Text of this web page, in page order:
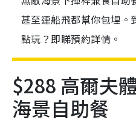
甚至連船飛都幫你包埋。
點玩？即睇預約詳情。
$288 高爾夫
海景自助餐